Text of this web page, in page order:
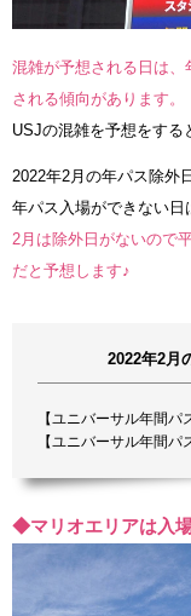
混雑が予想される日は
される傾向があります。
USJの混雑を予想をする
2022年2月の年パス除外
年パス入場ができない日
2月は除外日がないので
だと予想します♪
2022年2月
【ユニバーサル年間パ
【ユニバーサル年間パ
◆マリオエリアは入